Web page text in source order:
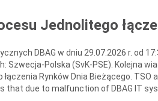
Jednolitego
DBAG w dniu 29.07.2026 r. od
Szwecja-Polska (SvK-PSE). Kolejna
Rynków Dnia Bieżącego. TSO
due to malfunction of DBAG IT